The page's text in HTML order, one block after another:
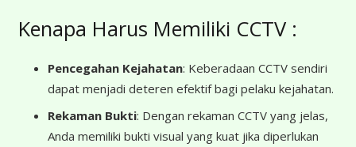
Kenapa Harus Memiliki CCTV :
Pencegahan Kejahatan: Keberadaan CCTV sendiri
dapat menjadi deteren efektif bagi pelaku kejahatan.
Rekaman Bukti: Dengan rekaman CCTV yang jelas,
Anda memiliki bukti visual yang kuat jika diperlukan